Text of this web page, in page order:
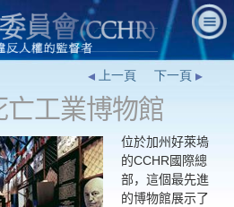
下一頁
上一頁
工業博物館
位於加州好萊塢
的CCHR國際總
部，這個最先進
的博物館展示了